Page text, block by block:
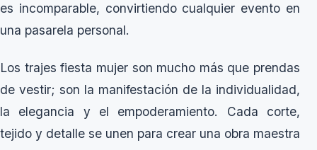
es incomparable, convirtiendo cualquier evento en
una pasarela personal.
Los trajes fiesta mujer son mucho más que prendas
de vestir; son la manifestación de la individualidad,
la elegancia y el empoderamiento. Cada corte,
tejido y detalle se unen para crear una obra maestra